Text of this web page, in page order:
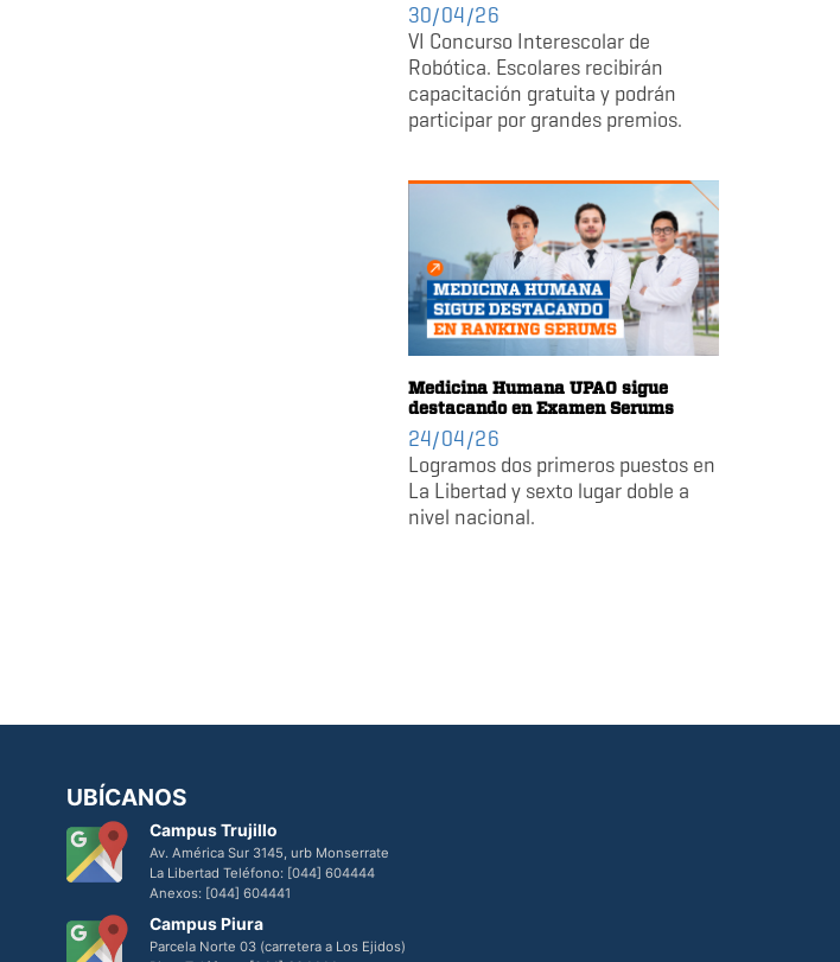
30/04/26
VI Concurso Interescolar de
Robótica. Escolares recibirán
capacitación gratuita y podrán
participar por grandes premios.
Medicina Humana UPAO sigue
destacando en Examen Serums
24/04/26
Logramos dos primeros puestos en
La Libertad y sexto lugar doble a
nivel nacional.